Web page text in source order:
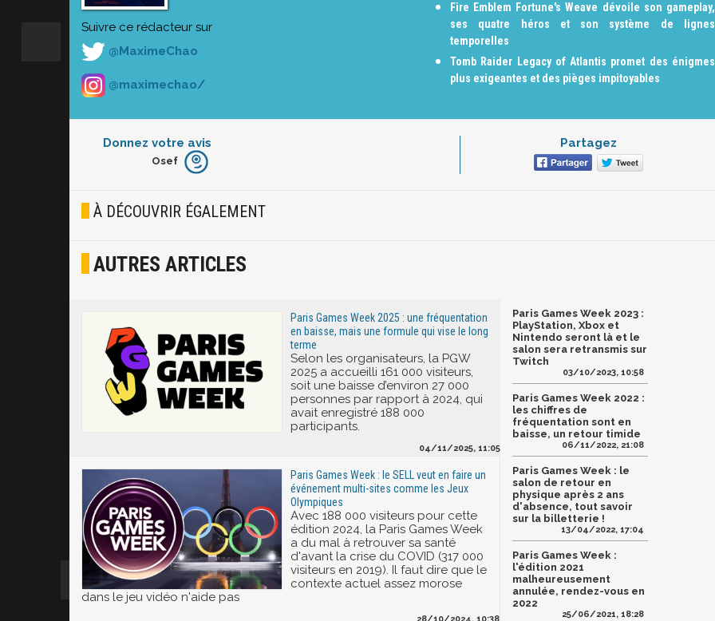
Suivre ce rédacteur sur
@MaximeChao
@maximechao/
Fire Emblem Fortune's Weave dévoile son gameplay,
ses quatre héros et son système de lignes
temporelles
Tomb Raider Legacy of Atlantis promet des énigmes
plus exigeantes et des pièges impitoyables
Donnez votre avis
Furieux
Joyeux
Osef
Partagez
À DÉCOUVRIR ÉGALEMENT
AUTRES ARTICLES
Paris Games Week 2025 : une fréquentation
en baisse, mais une formule qui vise le long
terme
Selon les organisateurs, la PGW
2025 a accueilli 161 000 visiteurs,
soit une baisse d’environ 27 000
personnes par rapport à 2024, qui
avait enregistré 188 000
participants.
04/11/2025, 11:05
Paris Games Week : le SELL veut en faire un
événement multi-sites comme les Jeux
Olympiques
Avec 188 000 visiteurs pour cette
édition 2024, la Paris Games Week
a du mal à retrouver sa santé
d'avant la crise du COVID (317 000
visiteurs en 2019). Il faut dire que le
contexte actuel assez morose
dans le jeu vidéo n'aide pas
Paris Games Week 2023 :
PlayStation, Xbox et
Nintendo seront là et le
salon sera retransmis sur
Twitch
03/10/2023, 10:58
Paris Games Week 2022 :
les chiffres de
fréquentation sont en
baisse, un retour timide
06/11/2022, 21:08
Paris Games Week : le
salon de retour en
physique après 2 ans
d'absence, tout savoir
sur la billetterie !
13/04/2022, 17:04
Paris Games Week :
l'édition 2021
malheureusement
annulée, rendez-vous en
2022
25/06/2021, 18:28